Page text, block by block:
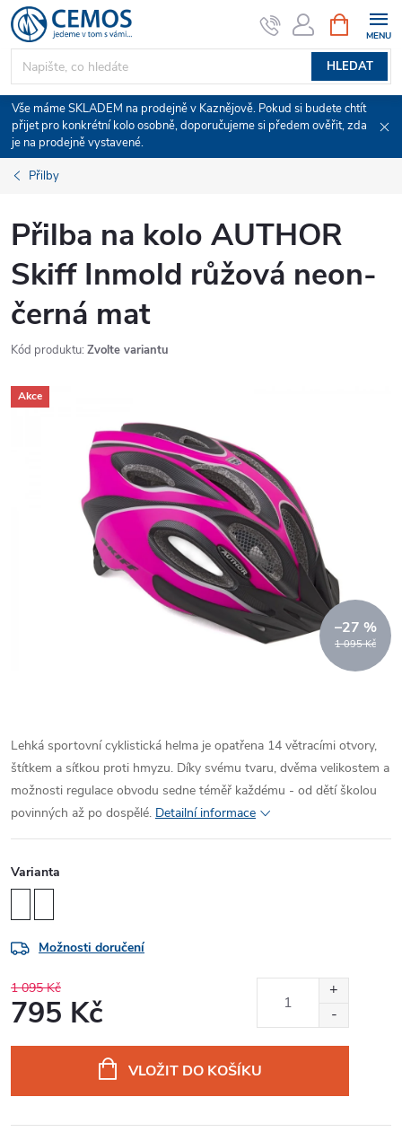
Přejít
na
obsah
HLEDAT
NÁKUPNÍ
KOŠÍK
Vše máme SKLADEM na prodejně v Kaznějově. Pokud si budete chtít
přijet pro konkrétní kolo osobně, doporučujeme si předem ověřit, zda
je na prodejně vystavené.
Přilby
Přilba na kolo AUTHOR
Skiff Inmold růžová neon-
černá mat
Kód produktu: Zvolte variantu
Akce
1 095 Kč
–27 %
Lehká sportovní cyklistická helma je opatřena 14 větracími otvory,
štítkem a síťkou proti hmyzu. Díky svému tvaru, dvěma velikostem a
možnosti regulace obvodu sedne téměř každému - od dětí školou
povinných až po dospělé. Detailní informace
Varianta
Možnosti doručení
1 095 Kč
795 Kč
VLOŽIT DO KOŠÍKU